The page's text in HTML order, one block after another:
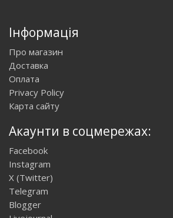
Інформація
Про магазин
Доставка
Оплата
Privacy Policy
Карта сайту
Акаунти в соцмережах:
Facebook
Instagram
X (Twitter)
Telegram
Blogger